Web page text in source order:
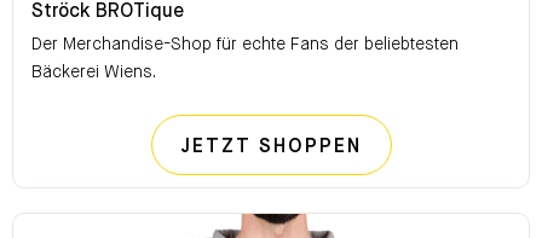
Ströck BROTique
Der Merchandise-Shop für echte Fans der beliebtesten
Bäckerei Wiens.
JETZT SHOPPEN STRÖCK